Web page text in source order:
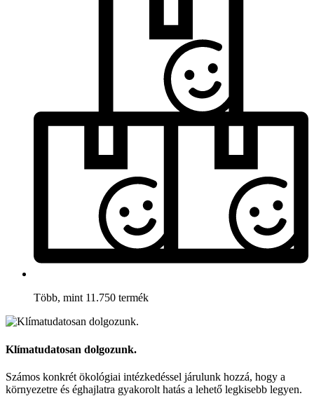
Több, mint 11.750 termék
Klímatudatosan dolgozunk.
Számos konkrét ökológiai intézkedéssel járulunk hozzá, hogy a
környezetre és éghajlatra gyakorolt hatás a lehető legkisebb legyen.